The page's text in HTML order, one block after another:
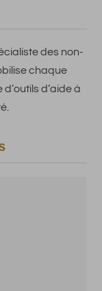
des non-
chaque
d’aide à